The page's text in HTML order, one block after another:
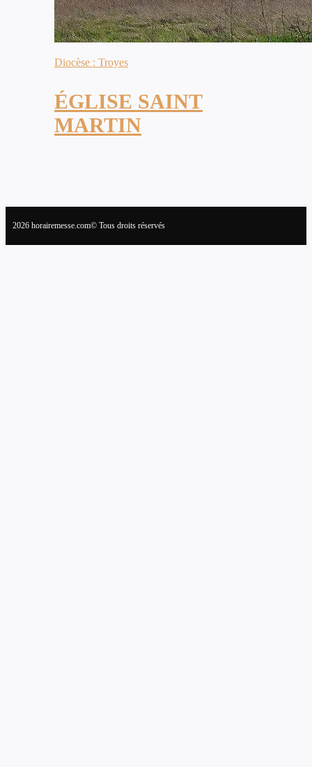
Diocèse : Troyes
ÉGLISE SAINT
MARTIN
2026 horairemesse.com© Tous droits réservés